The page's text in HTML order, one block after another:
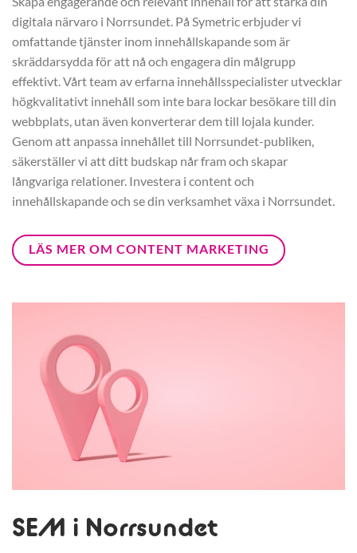
digitala närvaro i Norrsundet. På Symetric erbjuder vi
omfattande tjänster inom innehållskapande som är
skräddarsydda för att nå och engagera din målgrupp
effektivt. Vårt team av erfarna innehållsspecialister utvecklar
högkvalitativt innehåll som inte bara lockar besökare till din
webbplats, utan även konverterar dem till lojala kunder.
Genom att anpassa innehållet till Norrsundet-publiken,
säkerställer vi att ditt budskap når fram och skapar
långvariga relationer. Investera i content och
innehållskapande och se din verksamhet växa i Norrsundet.
LÄS MER OM CONTENT MARKETING
SEM i Norrsundet